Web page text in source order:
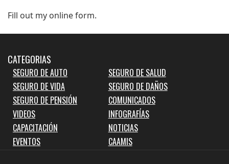
Fill out my online form.
CATEGORIAS
SEGURO DE AUTO
SEGURO DE SALUD
SEGURO DE VIDA
SEGURO DE DAÑOS
SEGURO DE PENSIÓN
COMUNICADOS
VIDEOS
INFOGRAFÍAS
CAPACITACIÓN
NOTICIAS
EVENTOS
CAAMIS